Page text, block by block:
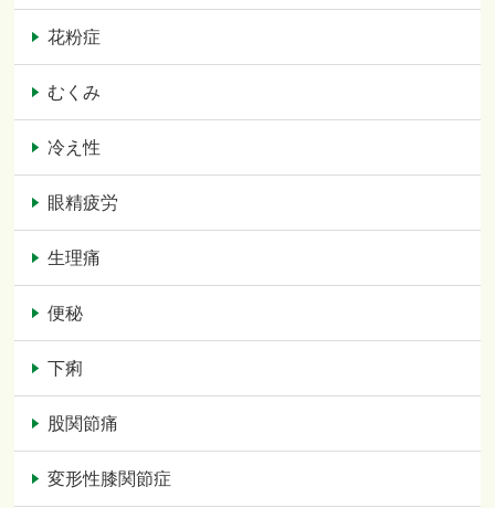
花粉症
むくみ
冷え性
眼精疲労
生理痛
便秘
下痢
股関節痛
変形性膝関節症